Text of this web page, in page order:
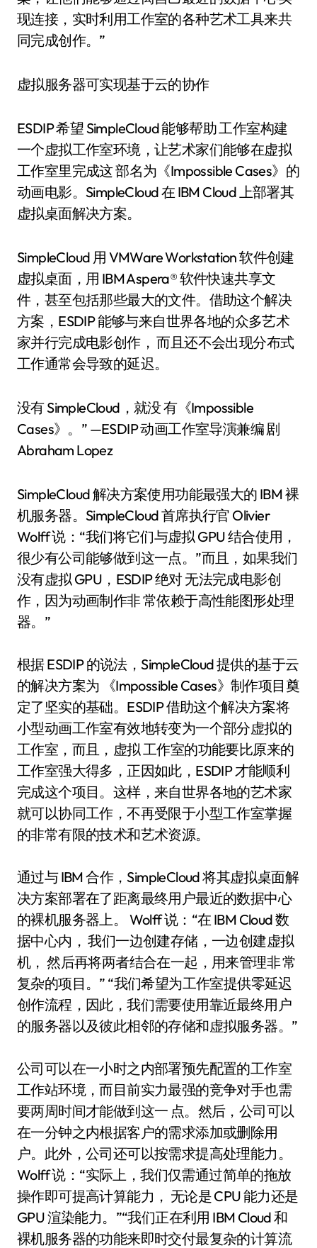
现连接，实时利用工作室的各种艺术工具来共
同完成创作。”
虚拟服务器可实现基于云的协作
ESDIP 希望 SimpleCloud 能够帮助 工作室构建
一个虚拟工作室环境，让艺术家们能够在虚拟
工作室里完成这 部名为《Impossible Cases》的
动画电影。SimpleCloud 在 IBM Cloud 上部署其
虚拟桌面解决方案。
SimpleCloud 用 VMWare Workstation 软件创建
虚拟桌面，用 IBM Aspera® 软件快速共享文
件，甚至包括那些最大的文件。借助这个解决
方案，ESDIP 能够与来自世界各地的众多艺术
家并行完成电影创作， 而且还不会出现分布式
工作通常会导致的延迟。
没有 SimpleCloud，就没 有《Impossible
Cases》。” —ESDIP 动画工作室导演兼编 剧
Abraham Lopez
SimpleCloud 解决方案使用功能最强大的 IBM 裸
机服务器。SimpleCloud 首席执行官 Olivier
Wolff 说：“我们将它们与虚拟 GPU 结合使用，
很少有公司能够做到这一点。”而且，如果我们
没有虚拟 GPU，ESDIP 绝对 无法完成电影创
作，因为动画制作非 常依赖于高性能图形处理
器。”
根据 ESDIP 的说法，SimpleCloud 提供的基于云
的解决方案为 《Impossible Cases》制作项目奠
定了坚实的基础。ESDIP 借助这个解决方案将
小型动画工作室有效地转变为一个部分虚拟的
工作室，而且，虚拟 工作室的功能要比原来的
工作室强大得多，正因如此，ESDIP 才能顺利
完成这个项目。这样，来自世界各地的艺术家
就可以协同工作，不再受限于小型工作室掌握
的非常有限的技术和艺术资源。
通过与 IBM 合作，SimpleCloud 将其虚拟桌面解
决方案部署在了距离最终用户最近的数据中心
的裸机服务器上。 Wolff 说：“在 IBM Cloud 数
据中心内， 我们一边创建存储，一边创建虚拟
机， 然后再将两者结合在一起，用来管理非 常
复杂的项目。” “我们希望为工作室提供零延迟
创作流程，因此，我们需要使用靠近最终用户
的服务器以及彼此相邻的存储和虚拟服务器。”
公司可以在一小时之内部署预先配置的工作室
工作站环境，而目前实力最强的竞争对手也需
要两周时间才能做到这一 点。然后，公司可以
在一分钟之内根据客户的需求添加或删除用
户。此外，公司还可以按需求提高处理能力。
Wolff 说：“实际上，我们仅需通过简单的拖放
操作即可提高计算能力， 无论是 CPU 能力还是
GPU 渲染能力。”“我们正在利用 IBM Cloud 和
裸机服务器的功能来即时交付最复杂的计算流